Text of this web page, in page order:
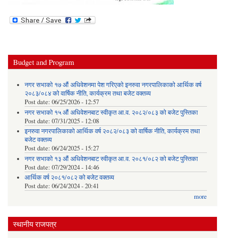
Budget and Program
नगर सभाको १७ औं अधिवेशनमा पेश गरिएको इनरुवा नगरपालिकाको आर्थिक वर्ष
२०८३/०८४ को वार्षिक नीति, कार्यक्रम तथा बजेट वक्तव्य
Post date: 06/25/2026 - 12:57
नगर सभाको १५ औं अधिवेशनबाट स्वीकृत आ.व. २०८२/०८३ को बजेट पुस्तिका
Post date: 07/31/2025 - 12:08
इनरुवा नगरपालिकाको आर्थिक वर्ष २०८२/०८३ को वार्षिक नीति, कार्यक्रम तथा
बजेट वक्तव्य
Post date: 06/24/2025 - 15:27
नगर सभाको १३ औं अधिवेशनबाट स्वीकृत आ.व. २०८१/०८२ को बजेट पुस्तिका
Post date: 07/29/2024 - 14:46
आर्थिक वर्ष २०८१/०८२ को बजेट वक्तव्य
Post date: 06/24/2024 - 20:41
more
स्थानीय राजपत्र